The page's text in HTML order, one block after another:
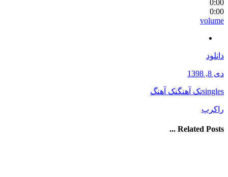
0:00
0:00
volume
دانلود
دی 8, 1398
singlesتک آهنگنک آهنگ
راکرپ
Related Posts ...